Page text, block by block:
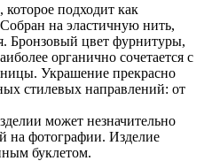
подходит как
на эластичную нить,
Бронзовый цвет фурнитуры,
органично сочетается с
Украшение прекрасно
стилевых направлений: от
может незначительно
на фотографии. Изделие
буклетом.